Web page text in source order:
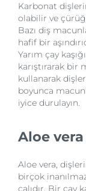
Karbonat
olabilir ve
Bazı diş
hafif bir
Yarım çay
karıştırarak bir
kullanarak
boyunca
iyice durulayın.
Aloe vera
Aloe vera,
birçok
çalıdır. Bir çay